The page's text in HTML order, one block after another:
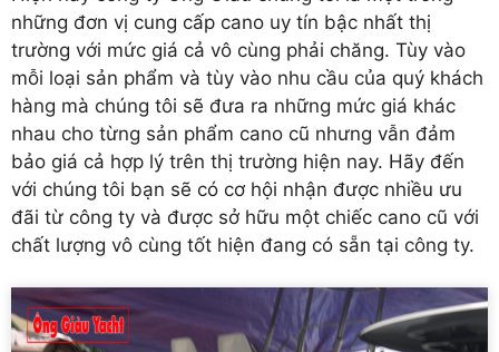
những đơn vị cung cấp cano uy tín bậc nhất thị
trường với mức giá cả vô cùng phải chăng. Tùy vào
mỗi loại sản phẩm và tùy vào nhu cầu của quý khách
hàng mà chúng tôi sẽ đưa ra những mức giá khác
nhau cho từng sản phẩm cano cũ nhưng vẫn đảm
bảo giá cả hợp lý trên thị trường hiện nay. Hãy đến
với chúng tôi bạn sẽ có cơ hội nhận được nhiều ưu
đãi từ công ty và được sở hữu một chiếc cano cũ với
chất lượng vô cùng tốt hiện đang có sẵn tại công ty.